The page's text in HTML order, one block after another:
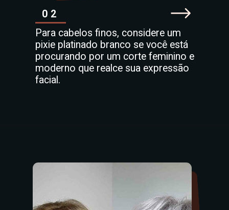
02
Para cabelos finos, considere um
pixie platinado branco se você está
procurando por um corte feminino e
moderno que realce sua expressão
facial.